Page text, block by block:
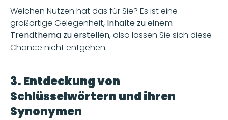
Welchen Nutzen hat das für Sie? Es ist eine
großartige Gelegenheit, Inhalte zu einem
Trendthema zu erstellen, also lassen Sie sich diese
Chance nicht entgehen.
3. Entdeckung von
Schlüsselwörtern und ihren
Synonymen